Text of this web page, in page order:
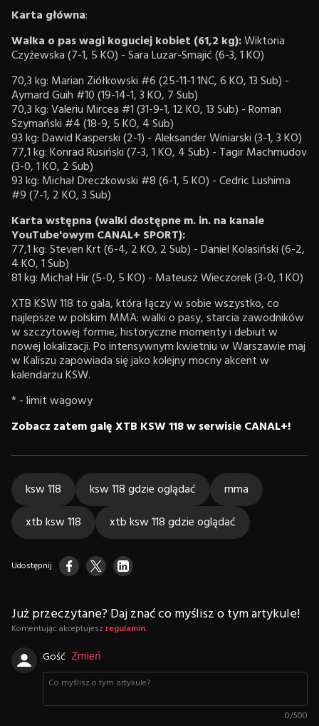
Karta główna:
Walka o pas wagi koguciej kobiet (61,2 kg):Wiktoria
Czyżewska (7-1, 5 KO) - Sara Luzar-Smajić (6-3, 1 KO)
70,3 kg: Marian Ziółkowski #6 (25-11-1 1NC, 6 KO, 13 Sub) -
Aymard Guih #10 (19-14-1, 3 KO, 7 Sub)
70,3 kg: Valeriu Mircea #1 (31-9-1, 12 KO, 13 Sub) - Roman
Szymański #4 (18-9, 5 KO, 4 Sub)
93 kg: Dawid Kasperski (2-1) - Aleksander Winiarski (3-1, 3 KO)
77,1 kg: Konrad Rusiński (7-3, 1 KO, 4 Sub) - Tagir Machmudov
(3-0, 1 KO, 2 Sub)
93 kg: Michał Dreczkowski #8 (6-1, 5 KO) - Cedric Lushima
#9 (7-1, 2 KO, 3 Sub)
Karta wstępna (walki dostępne m. in. na kanale
YouTube'owym CANAL+ SPORT):
77,1 kg: Steven Krt (6-4, 2 KO, 2 Sub) - Daniel Kolasiński (6-2,
4 KO, 1 Sub)
81 kg: Michał Hir (5-0, 5 KO) - Mateusz Wieczorek (3-0, 1 KO)
XTB KSW 118 to gala, która łączy w sobie wszystko, co
najlepsze w polskim MMA: walki o pasy, starcia zawodników
w szczytowej formie, historyczne momenty i debiut w
nowej lokalizacji. Po intensywnym kwietniu w Warszawie maj
w Kaliszu zapowiada się jako kolejny mocny akcent w
kalendarzu KSW.
* - limit wagowy
Zobacz zatem galę XTB KSW 118 w serwisie CANAL+!
ksw 118 ksw 118 gdzie oglądać
mma
xtb ksw 118
xtb ksw 118 gdzie oglądać
Udostępnij
Już przeczytane? Daj znać co myślisz o tym artykule!
Komentując akceptujesz regulamin.
Gość Zmień
0/500